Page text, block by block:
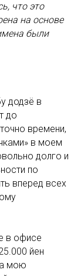
что это
на основе
были
додзё в
до
времени,
в моем
долго и
по
вперед всех
в офисе
йен
мою